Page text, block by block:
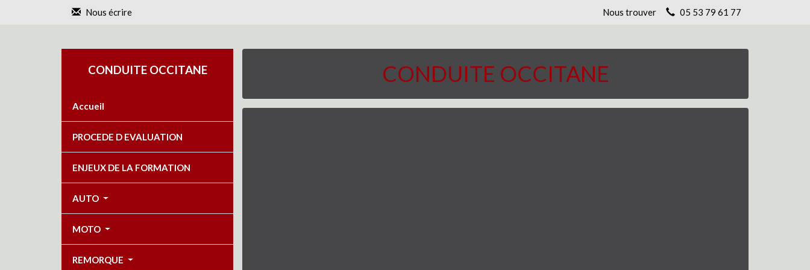
Panneau de gestion des cookies
Nous écrire Nous trouver 05 53 79 61 77
CONDUITE OCCITANE
Accueil
PROCEDE D EVALUATION
ENJEUX DE LA FORMATION
AUTO
MOTO
REMORQUE
CONDUITE OCCITANE